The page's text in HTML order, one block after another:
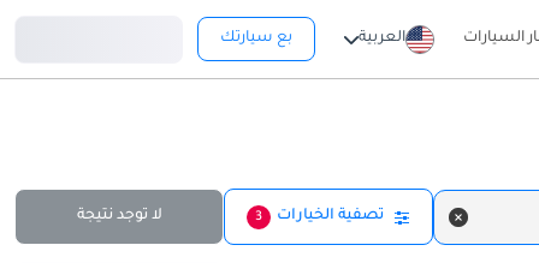
السيارات العربية بع سيارتك
تصفية الخيارات 3 لا توجد نتيجة